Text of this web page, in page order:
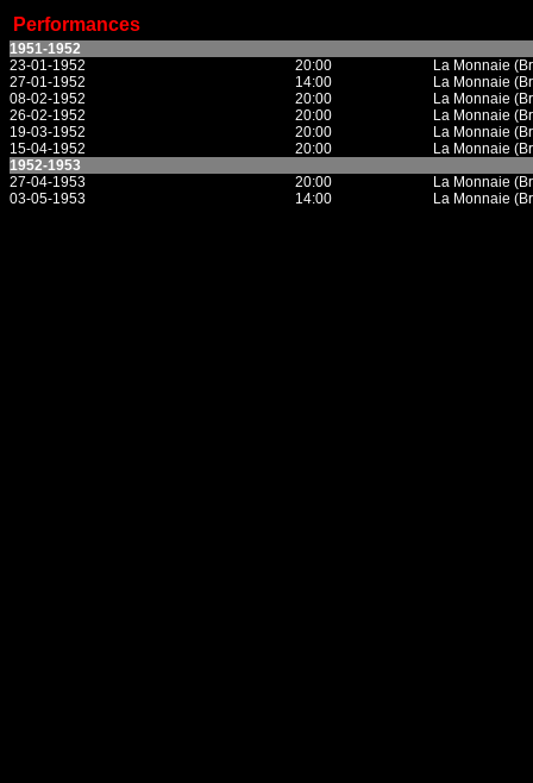
Performances
1951-1952
23-01-1952
20:00
La Monnaie
27-01-1952
14:00
La Monnaie
08-02-1952
20:00
La Monnaie
26-02-1952
20:00
La Monnaie
19-03-1952
20:00
La Monnaie
15-04-1952
20:00
La Monnaie
1952-1953
27-04-1953
20:00
La Monnaie
03-05-1953
14:00 La Monnaie